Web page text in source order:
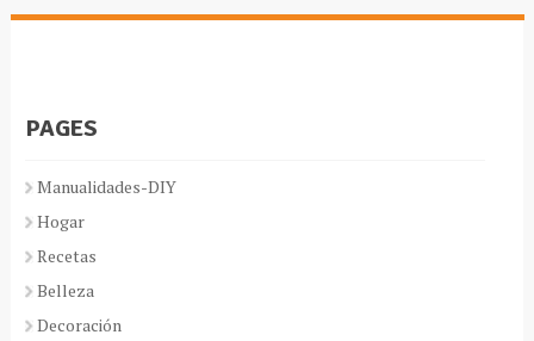
PAGES
Manualidades-DIY
Hogar
Recetas
Belleza
Decoración